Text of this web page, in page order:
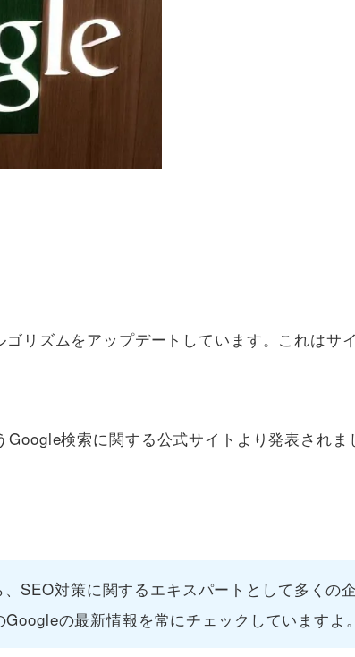
リズムをアップデートしています。これはサ
検索に関する公式サイトより発表されま
SEO対策に関するエキスパートとして多くの企
の最新情報を常にチェックしていますよ。